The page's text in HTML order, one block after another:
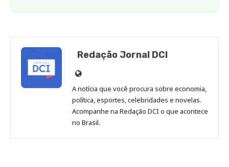
Redação Jornal DCI
Site
de
Redação
Jornal
DCI
A notícia que você procura sobre economia,
política, esportes, celebridades e novelas.
Acompanhe na Redação DCI o que acontece
no Brasil.